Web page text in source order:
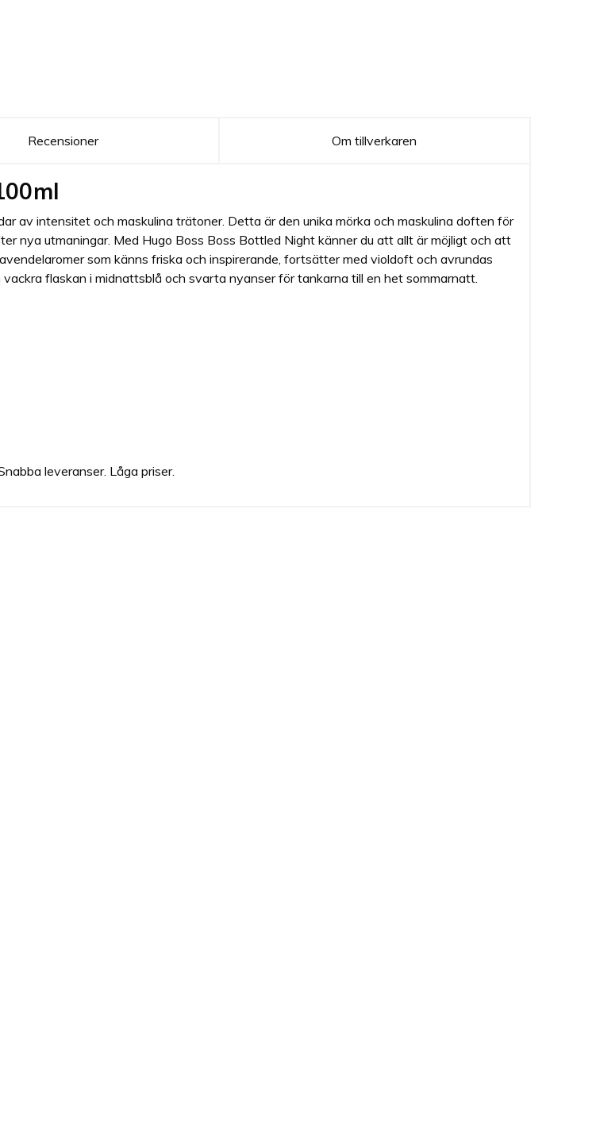
Recensioner Om tillverkaren
av intensitet och maskulina trätoner. Detta är den unika mörka och maskulina doften för
nya utmaningar. Med Hugo Boss Boss Bottled Night känner du att allt är möjligt och att
som känns friska och inspirerande, fortsätter med violdoft och avrundas
flaskan i midnattsblå och svarta nyanser för tankarna till en het sommarnatt.
leveranser. Låga priser.